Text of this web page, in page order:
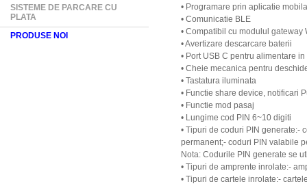
SISTEME DE PARCARE CU
PLATA
PRODUSE NOI
• Programare prin aplicatie mobila
• Comunicatie BLE
• Compatibil cu modulul gateway
• Avertizare descarcare baterii
• Port USB C pentru alimentare
• Cheie mecanica pentru
• Tastatura iluminata
• Functie share device, notificari
• Functie mod pasaj
• Lungime cod PIN 6~10 digiti
• Tipuri de coduri PIN generate:-
permanent;- coduri PIN valabile
Nota: Codurile PIN generate se
• Tipuri de amprente inrolate:-
• Tipuri de cartele inrolate:-